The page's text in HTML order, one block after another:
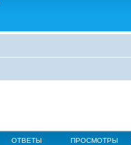
ОТВЕТЫ ПРОСМОТРЫ